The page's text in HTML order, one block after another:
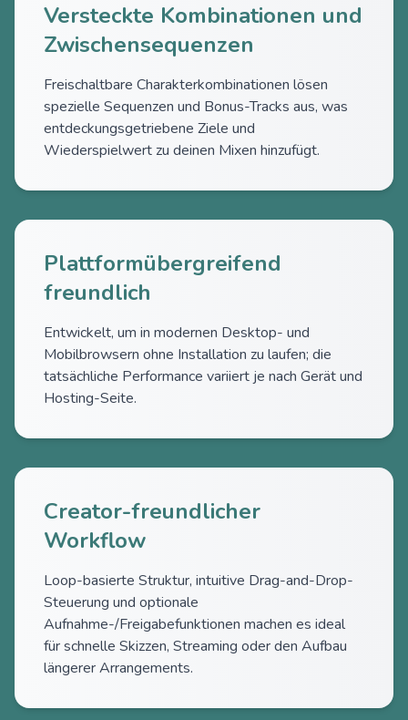
Versteckte Kombinationen und
Zwischensequenzen
Freischaltbare Charakterkombinationen lösen
spezielle Sequenzen und Bonus-Tracks aus, was
entdeckungsgetriebene Ziele und
Wiederspielwert zu deinen Mixen hinzufügt.
Plattformübergreifend
freundlich
Entwickelt, um in modernen Desktop- und
Mobilbrowsern ohne Installation zu laufen; die
tatsächliche Performance variiert je nach Gerät und
Hosting-Seite.
Creator-freundlicher
Workflow
Loop-basierte Struktur, intuitive Drag-and-Drop-
Steuerung und optionale
Aufnahme-/Freigabefunktionen machen es ideal
für schnelle Skizzen, Streaming oder den Aufbau
längerer Arrangements.